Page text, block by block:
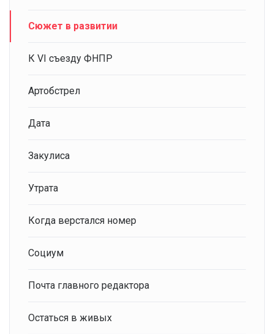
Сюжет в развитии
К VI съезду ФНПР
Артобстрел
Дата
Закулиса
Утрата
Когда верстался номер
Социум
Почта главного редактора
Остаться в живых